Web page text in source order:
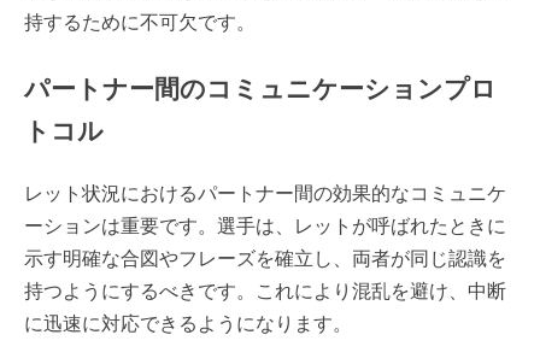
持するために不可欠です。
パートナー間のコミュニケーションプロ
トコル
レット状況におけるパートナー間の効果的なコミュニケ
ーションは重要です。選手は、レットが呼ばれたときに
示す明確な合図やフレーズを確立し、両者が同じ認識を
持つようにするべきです。これにより混乱を避け、中断
に迅速に対応できるようになります。